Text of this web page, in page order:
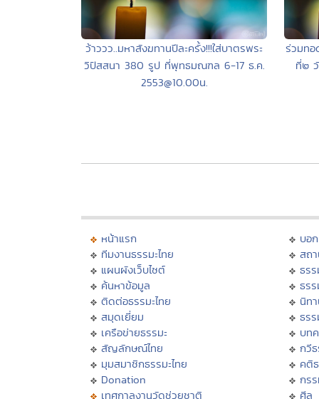
ว้าววว..มหาสังฆทานปีละครั้ง!!!ใส่บาตรพระ
วิปัสสนา 380 รูป ที่พุทธมณฑล 6-17 ธ.ค.
2553@10.00น.
ร่วมท
ที่๒
หน้าแรก
ทีมงานธรรมะไทย
แผนผังเว็บไซต์
ค้นหาข้อมูล
ติดต่อธรรมะไทย
สมุดเยี่ยม
เครือข่ายธรรมะ
สัญลักษณ์ไทย
มุมสมาชิกธรรมะไทย
Donation
เทศกาลงานวัดช่วยชาติ
บอ
สถ
ธร
ธร
นิท
ธร
บท
กวี
คติ
กร
ศีล